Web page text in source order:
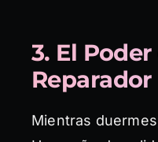
3. El
Reparador
Mientras